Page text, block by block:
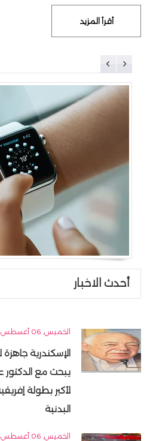
أقرأ المزيد
أحدث الاخبار
الخميس, 06 أغسطس 2026 - 11:03 م
الإسكندرية
يبحث مع الدكتور
لأكبر بطولة
البدنية
الخميس, 06 أغسطس 2026 - 09:41 م